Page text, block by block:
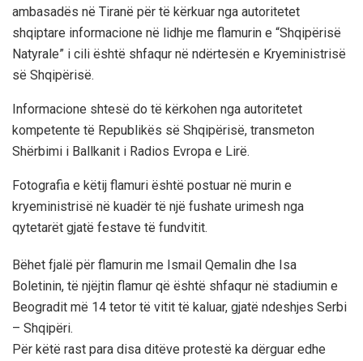
ambasadës në Tiranë për të kërkuar nga autoritetet
shqiptare informacione në lidhje me flamurin e “Shqipërisë
Natyrale” i cili është shfaqur në ndërtesën e Kryeministrisë
së Shqipërisë.
Informacione shtesë do të kërkohen nga autoritetet
kompetente të Republikës së Shqipërisë, transmeton
Shërbimi i Ballkanit i Radios Evropa e Lirë.
Fotografia e këtij flamuri është postuar në murin e
kryeministrisë në kuadër të një fushate urimesh nga
qytetarët gjatë festave të fundvitit.
Bëhet fjalë për flamurin me Ismail Qemalin dhe Isa
Boletinin, të njëjtin flamur që është shfaqur në stadiumin e
Beogradit më 14 tetor të vitit të kaluar, gjatë ndeshjes Serbi
– Shqipëri.
Për këtë rast para disa ditëve protestë ka dërguar edhe